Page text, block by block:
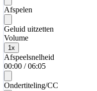
Afspelen
Geluid uitzetten
Volume
1 x
Afspeelsnelheid
00:00 / 06:05
Ondertiteling/CC